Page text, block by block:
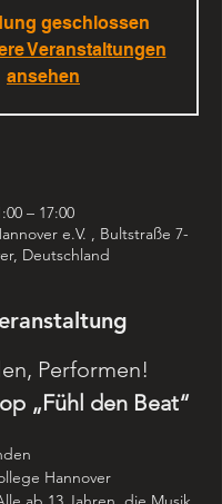
geschlossen
Veranstaltungen
ansehen
– 17:00
e.V. , Bultstraße 7-
Deutschland
Performen!
„Fühl den Beat“
Hannover